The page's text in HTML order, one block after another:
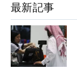
最新記事